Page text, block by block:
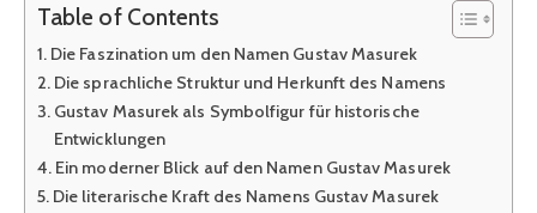
Table of Contents
Die Faszination um den Namen Gustav Masurek
Die sprachliche Struktur und Herkunft des Namens
Gustav Masurek als Symbolfigur für historische
Entwicklungen
Ein moderner Blick auf den Namen Gustav Masurek
Die literarische Kraft des Namens Gustav Masurek